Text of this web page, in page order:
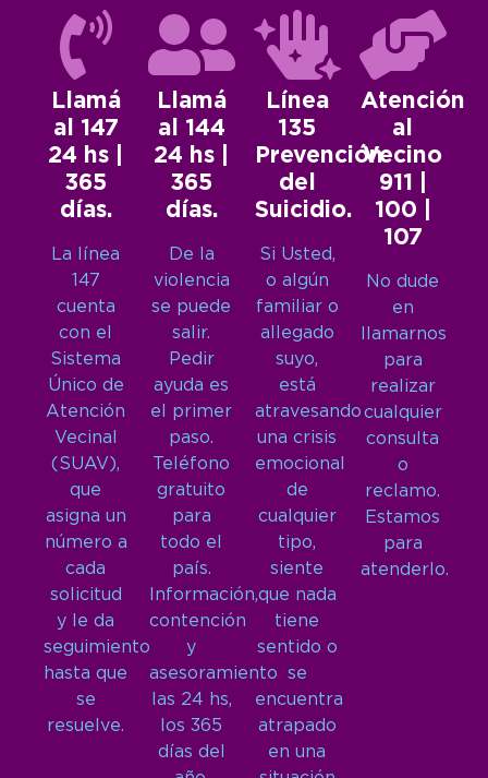
Llamá
al 147
24 hs |
365
días.
La línea
147
cuenta
con el
Sistema
Único de
Atención
Vecinal
(SUAV),
que
asigna un
número a
cada
solicitud
y le da
seguimiento
hasta que
se
resuelve.
Llamá
al 144
24 hs |
365
días.
De la
violencia
se puede
salir.
Pedir
ayuda es
el primer
paso.
Teléfono
gratuito
para
todo el
país.
Información,
contención
y
asesoramiento
las 24 hs,
los 365
días del
Línea
135
Prevención
del
Suicidio.
Si Usted,
o algún
familiar o
allegado
suyo,
está
atravesando
una crisis
emocional
de
cualquier
tipo,
siente
que nada
tiene
sentido o
se
encuentra
atrapado
en una
Atención
al
Vecino
911 |
100 |
107
No dude
en
llamarnos
para
realizar
cualquier
consulta
o
reclamo.
Estamos
para
atenderlo.